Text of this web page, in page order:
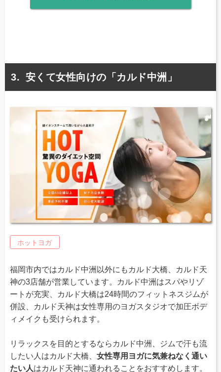
安くて女性向けの「カルド中洲」
ホットヨガ
福岡市内ではカルド中洲以外にもカルド大橋、カルド天
神の3店舗が営業しています。カルド中洲はスパやリゾ
ートが充実、カルド大橋は24時間のフィットネスジムが
併設、カルド天神は女性専用のヨガスタジオで加圧ボデ
ィメイクも受けられます。
リラックスを目的とするならカルド中洲、ジムで汗も流
したい人はカルド大橋、 女性専用ヨガに気兼ねなく通い
たい人はカルド天神に通われることをおすすめします。